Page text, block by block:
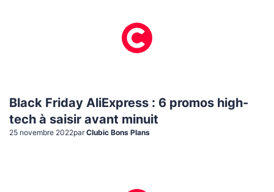
Black Friday AliExpress : 6 promos high-
tech à saisir avant minuit
25 novembre 2022par Clubic Bons Plans